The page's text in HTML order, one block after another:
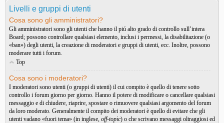
Livelli e gruppi di utenti
Cosa sono gli amministratori?
Gli amministratori sono gli utenti che hanno il piú alto grado di controllo sull’intera
Board; possono controllare qualsiasi elemento, inclusi i permessi, la disabilitazione (o
«ban») degli utenti, la creazione di moderatori e gruppi di utenti, ecc. Inoltre, possono
moderare tutti i forum.
Top
Cosa sono i moderatori?
I moderatori sono utenti (o gruppi di utenti) il cui compito è quello di tenere sotto
controllo i forum giorno per giorno. Hanno il potere di modificare o cancellare qualsiasi
messaggio e di chiudere, riaprire, spostare o rimuovere qualsiasi argomento del forum
da loro moderato. Generalmente il compito dei moderatori è quello di evitare che gli
utenti vadano «fuori tema» (in inglese, off-topic) o che scrivano messaggi oltraggiosi ed